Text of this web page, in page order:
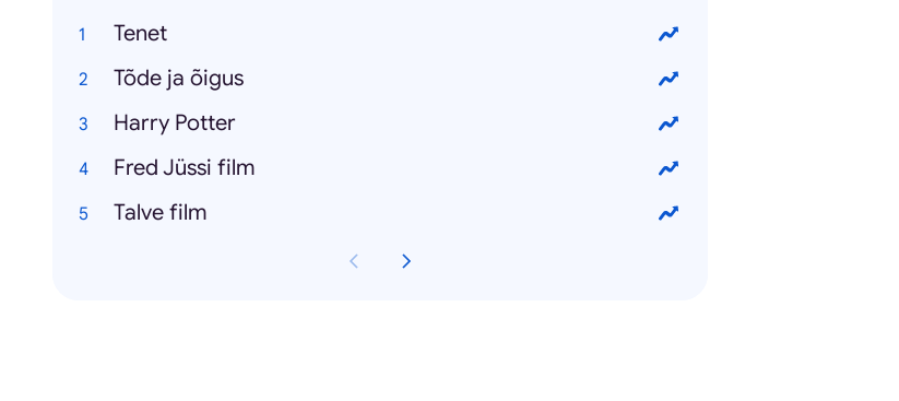
Tenet
Tõde ja õigus
Harry Potter
Fred Jüssi film
Talve film